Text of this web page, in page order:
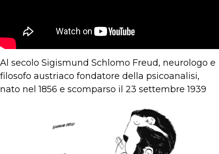
Al secolo Sigismund Schlomo Freud, neurologo e
filosofo austriaco fondatore della psicoanalisi,
nato nel 1856 e scomparso il 23 settembre 1939